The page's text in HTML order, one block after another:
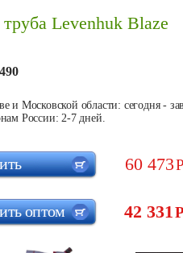
труба Levenhuk Blaze
и Московской области: сегодня -
России: 2-7 дней.
60 473Р
42 331Р
оптом